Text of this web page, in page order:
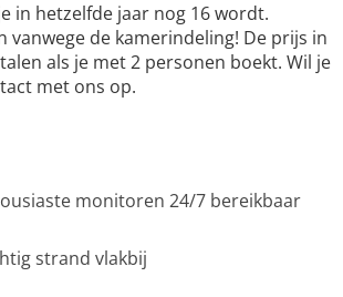
in hetzelfde jaar nog 16 wordt.
de kamerindeling! De prijs in
als je met 2 personen boekt. Wil je
met ons op.
monitoren 24/7 bereikbaar
strand vlakbij